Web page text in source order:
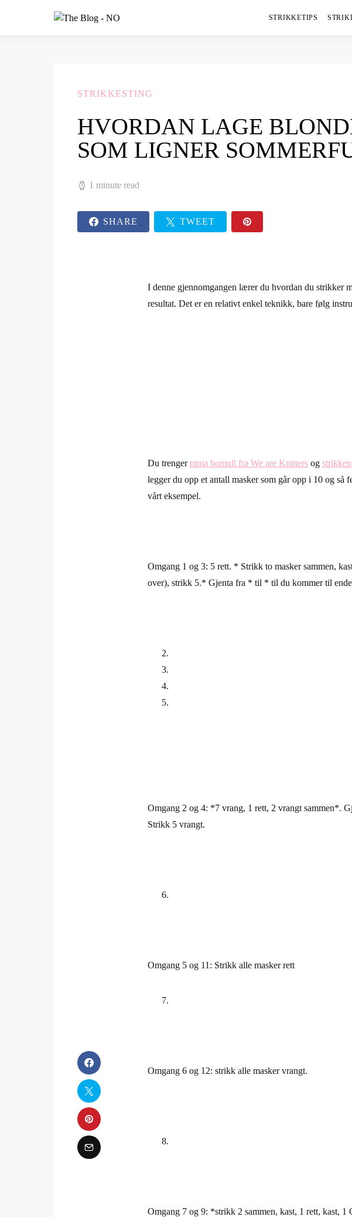
STRIKKETIPS
STRIKKESTING
HVORDAN LAGE
SOM LIGNER
1 minute read
SHARE TWEET
I denne gjennomgangen lærer du hvordan du strikker
resultat. Det er en relativt enkel teknikk, bare følg
Du trengerpima bomull fra We are Knitters og
legger du opp et antall masker som går opp i 10 og så
vårt eksempel.
Omgang 1 og 3: 5 rett. * Strikk to masker sammen,
over), strikk 5.* Gjenta fra * til * til du kommer til
Omgang 2 og 4: *7 vrang, 1 rett, 2 vrangt sammen*.
Strikk 5 vrangt.
Omgang 5 og 11: Strikk alle masker rett
Omgang 6 og 12: strikk alle masker vrangt.
Omgang 7 og 9: *strikk 2 sammen, kast, 1 rett, kast,